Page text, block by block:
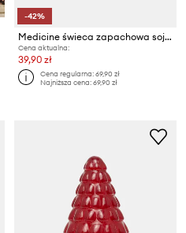
-42%
Medicine świeca zapachowa sojowa
Cena aktualna:
39,90 zł
Cena regularna:69,90 zł
Najniższa cena:69,90 zł